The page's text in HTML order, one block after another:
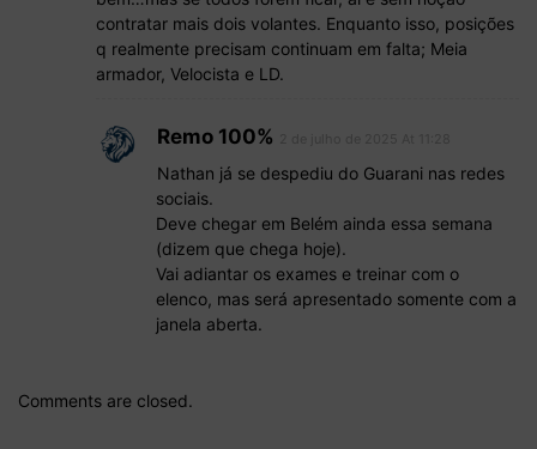
contratar mais dois volantes. Enquanto isso, posições
q realmente precisam continuam em falta; Meia
armador, Velocista e LD.
Remo 100%
Nathan já se despediu do Guarani nas redes
sociais.
Deve chegar em Belém ainda essa semana
(dizem que chega hoje).
Vai adiantar os exames e treinar com o
elenco, mas será apresentado somente com a
janela aberta.
Comments are closed.